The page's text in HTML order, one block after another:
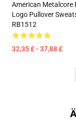
American Metalcore
Logo Pullover
RB1512
32,35 £ - 37,88 £